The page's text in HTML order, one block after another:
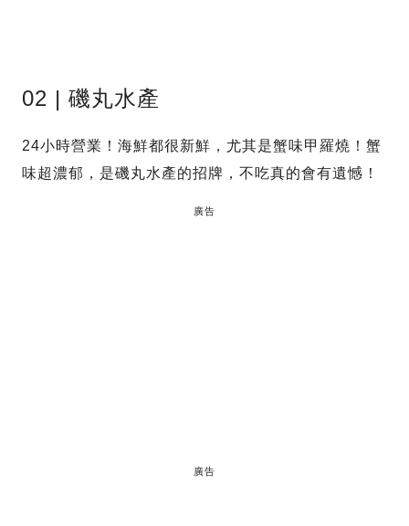
02 | 磯丸水產
24小時營業！海鮮都很新鮮，尤其是蟹味甲羅燒！蟹
味超濃郁，是磯丸水產的招牌，不吃真的會有遺憾！
廣告
廣告